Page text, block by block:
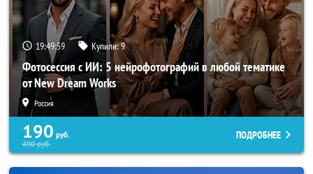
19:49:57 Купили:9
Фотосессия с ИИ: 5 нейрофотографий в любой тематике
от New Dream Works
Россия
190 руб.
490руб.
ПОДРОБНЕЕ